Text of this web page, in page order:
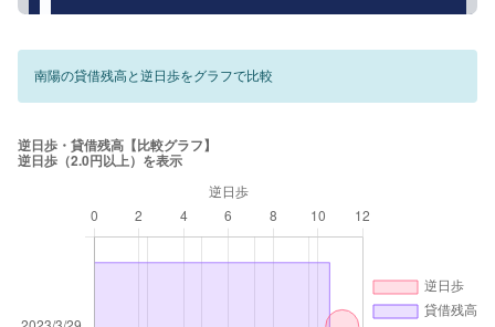
南陽の貸借残高と逆日歩をグラフで比較